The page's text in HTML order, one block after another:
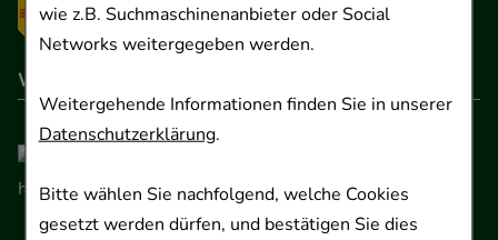
wie z.B. Suchmaschinenanbieter oder Social
Networks weitergegeben werden.
Weitergehende Informationen finden Sie in unserer
Datenschutzerklärung.
Bitte wählen Sie nachfolgend, welche Cookies
gesetzt werden dürfen, und bestätigen Sie dies
Wir sind hier gelistet